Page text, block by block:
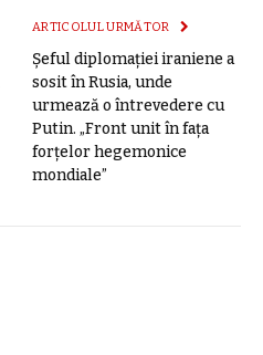
ARTICOLUL URMĂTOR
Șeful diplomației iraniene a
sosit în Rusia, unde
urmează o întrevedere cu
Putin. „Front unit în fața
forțelor hegemonice
mondiale”